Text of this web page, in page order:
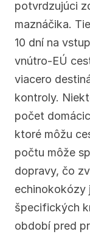
potvrdzujúci
maznáčika.
10 dní na
vnútro-EÚ
viacero
kontroly.
počet
ktoré môžu
počtu môže
dopravy, čo
echinokokózy
špecifických
období pred